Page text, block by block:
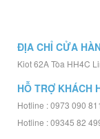
ĐỊA CHỈ CỬA
Kiot 62A Tòa HH4C
HỖ TRỢ KHÁCH
Hotline : 0973 090 811
Hotline : 09345 82